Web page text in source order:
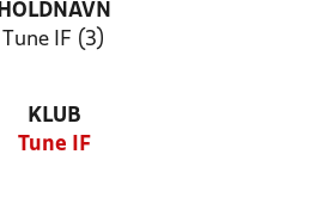
HOLDNAVN
Tune IF (3)
KLUB
Tune IF